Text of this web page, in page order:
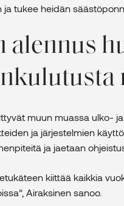
tukee heidän
alennus
muun muassa ulko-
ja järjestelmien
ja jaetaan
kiittää kaikkia
Airaksinen sanoo.